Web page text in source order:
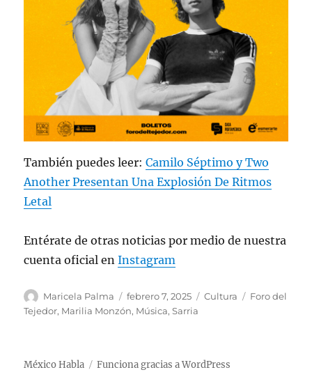
También puedes leer:Camilo Séptimo y Two
Another Presentan Una Explosión De Ritmos
Letal
Entérate de otras noticias por medio de nuestra
cuenta oficial enInstagram
A
u
Maricela Palma
P
u
c
febrero 7, 2025
C
o
Cultura
E
Foro del
Tejedor, Marilia Monzón, Música,Sarria
México Habla Funciona gracias a WordPress